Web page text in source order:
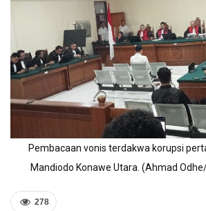
Pembacaan vonis terdakwa korupsi
Mandiodo Konawe Utara. (Ahmad
278